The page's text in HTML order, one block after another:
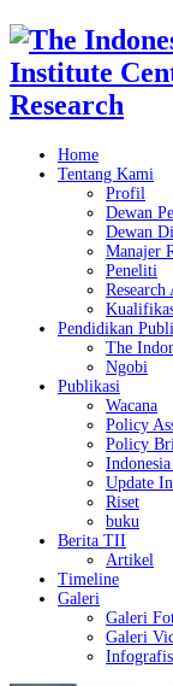
Institute
Research
Home
Tentang Kami
Profil
Dewan
Dewan
Manajer
Peneliti
Research
Pendidikan
The
Ngobi
Publikasi
Wacana
Policy
Policy
Update
Riset
buku
Berita TII
Artikel
Timeline
Galeri
Galeri
Galeri
Infografis